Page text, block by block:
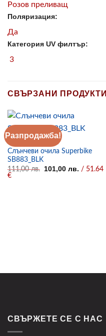
Розов преливащ
Поляризация:
Да
Категория UV филтър:
3
СВЪРЗАНИ ПРОДУКТИ
Разпродажба!
СЛЪНЧЕВИ ОЧИЛА
Слънчеви очила Superbike
SB883_BLK
111,00лв.
Original
101,00 лв. Текущата
/ 51.64
€
СВЪРЖЕТЕ СЕ С НАС